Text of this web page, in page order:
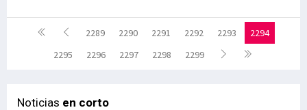
2289 2290 2291 2292 2293
2294
2295
2296 2297 2298 2299
Noticias en corto